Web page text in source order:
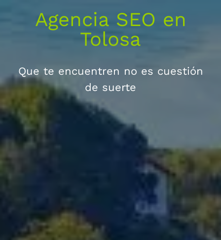
Agencia SEO en
Tolosa
Que te encuentren no es cuestión
de suerte